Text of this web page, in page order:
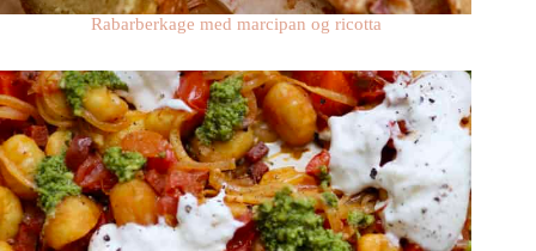
Rabarberkage med marcipan og ricotta